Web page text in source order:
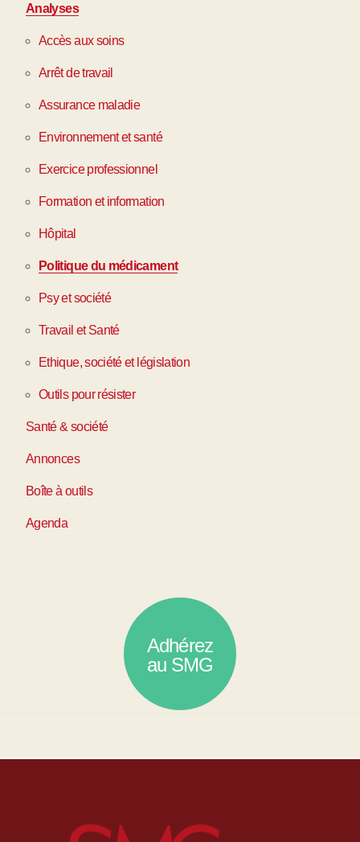
Analyses
Accès aux soins
Arrêt de travail
Assurance maladie
Environnement et santé
Exercice professionnel
Formation et information
Hôpital
Politique du médicament
Psy et société
Travail et Santé
Ethique, société et législation
Outils pour résister
Santé & société
Annonces
Boîte à outils
Agenda
Adhérez
au SMG